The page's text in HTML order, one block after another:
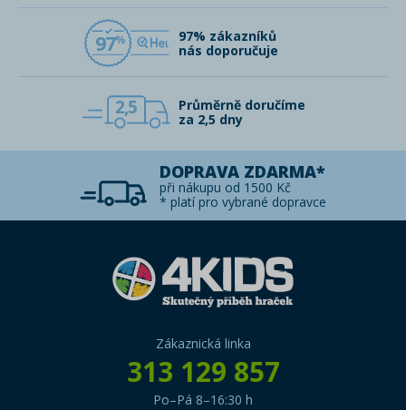
97
97% zákazníků
nás doporučuje
2,5
Průměrně doručíme
za 2,5 dny
DOPRAVA ZDARMA*
při nákupu od 1500 Kč
* platí pro vybrané dopravce
Zákaznická linka
313 129 857
Po–Pá 8–16:30 h